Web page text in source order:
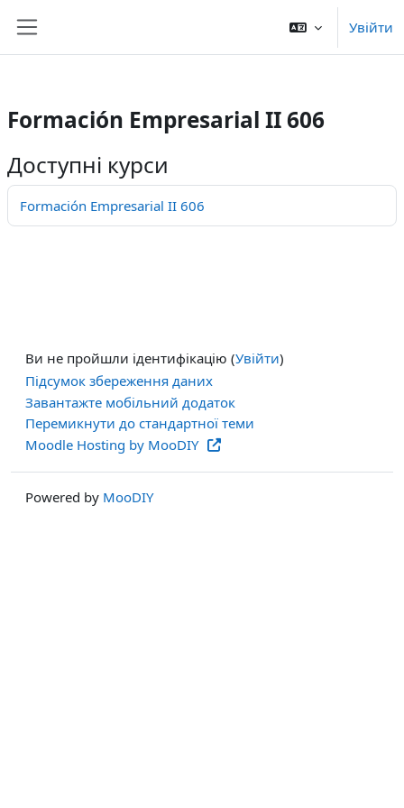
Перейти до головного вмісту
Увійти
Formación Empresarial II 606
Доступні курси
Formación Empresarial II 606
Ви не пройшли ідентифікацію (Увійти)
Підсумок збереження даних
Завантажте мобільний додаток
Перемикнути до стандартної теми
Moodle Hosting by MooDIY
Powered by MooDIY